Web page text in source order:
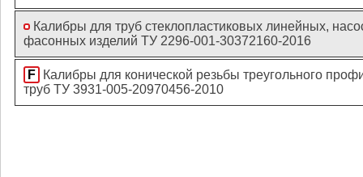
Калибры для труб стеклопластиковых линейных,
фасонных изделий ТУ 2296-001-30372160-2016
F
Калибры для конической резьбы треугольного
труб ТУ 3931-005-20970456-2010